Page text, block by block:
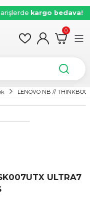
kargo bedava!
0
LENOVO NB //
ULTRA7